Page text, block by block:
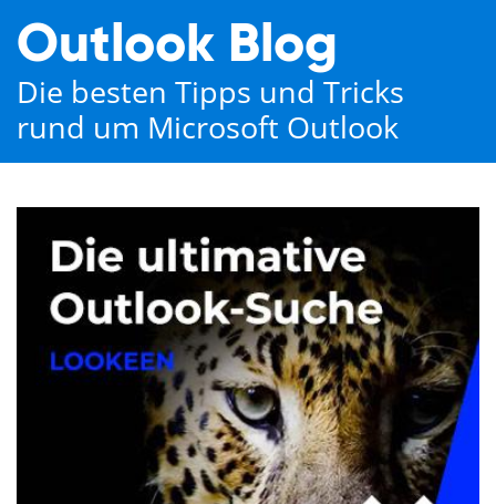
Outlook Blog
Die besten Tipps und Tricks
rund um Microsoft Outlook